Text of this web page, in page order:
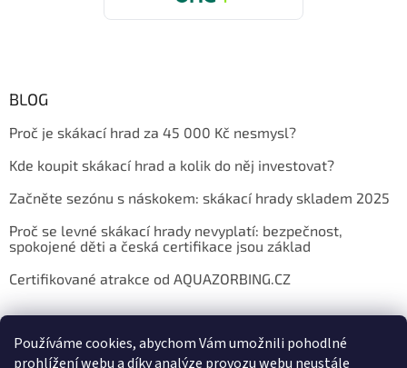
Používáme cookies, abychom Vám umožnili pohodlné
prohlížení webu a díky analýze provozu webu neustále
BLOG
Proč je skákací hrad za 45 000 Kč nesmysl?
Kde koupit skákací hrad a kolik do něj investovat?
Začněte sezónu s náskokem: skákací hrady skladem 2025
Proč se levné skákací hrady nevyplatí: bezpečnost,
spokojené děti a česká certifikace jsou základ
Certifikované atrakce od AQUAZORBING.CZ